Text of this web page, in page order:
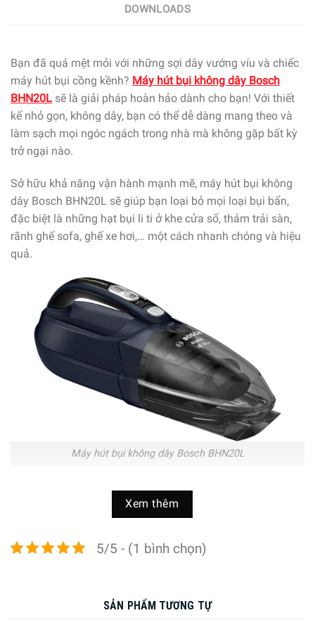
DOWNLOADS
Bạn đã quá mệt mỏi với những sợi dây vướng víu và chiếc
máy hút bụi cồng kềnh? Máy hút bụi không dây Bosch
BHN20L sẽ là giải pháp hoàn hảo dành cho bạn! Với thiết
kế nhỏ gọn, không dây, bạn có thể dễ dàng mang theo và
làm sạch mọi ngóc ngách trong nhà mà không gặp bất kỳ
trở ngại nào.
Sở hữu khả năng vận hành mạnh mẽ, máy hút bụi không
dây Bosch BHN20L sẽ giúp bạn loại bỏ mọi loại bụi bẩn,
đặc biệt là những hạt bụi li ti ở khe cửa sổ, thảm trải sàn,
rãnh ghế sofa, ghế xe hơi,… một cách nhanh chóng và hiệu
quả.
Máy hút bụi không dây Bosch BHN20L
Thông số kỹ thuật và tổng quan máy hút bụi
Xem thêm
5/5 - (1 bình chọn)
SẢN PHẨM TƯƠNG TỰ